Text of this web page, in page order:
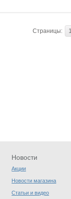
Страницы: 1
Новости
Акции
Новости магазина
Статьи и видео